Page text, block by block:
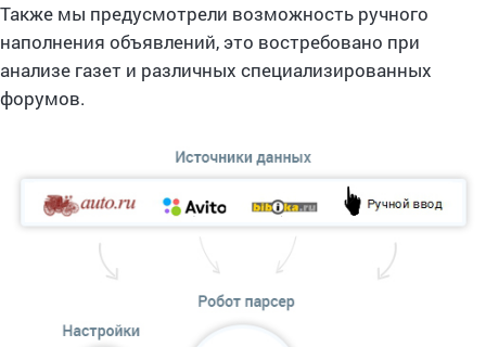
Также мы предусмотрели возможность ручного
наполнения объявлений, это востребовано при
анализе газет и различных специализированных
форумов.